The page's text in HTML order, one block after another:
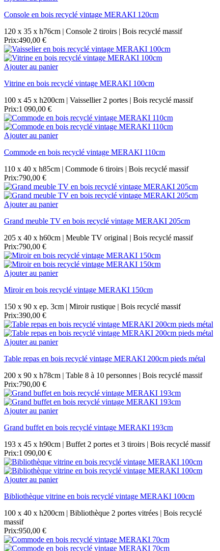
Console en bois recyclé vintage MERAKI 120cm
120 x 35 x h76cm | Console 2 tiroirs | Bois recyclé massif
Prix:490,00 €
Ajouter au panier
Vitrine en bois recyclé vintage MERAKI 100cm
100 x 45 x h200cm | Vaissellier 2 portes | Bois recyclé massif
Prix:1 090,00 €
Ajouter au panier
Commode en bois recyclé vintage MERAKI 110cm
110 x 40 x h85cm | Commode 6 tiroirs | Bois recyclé massif
Prix:790,00 €
Ajouter au panier
Grand meuble TV en bois recyclé vintage MERAKI 205cm
205 x 40 x h60cm | Meuble TV original | Bois recyclé massif
Prix:790,00 €
Ajouter au panier
Miroir en bois recyclé vintage MERAKI 150cm
150 x 90 x ep. 3cm | Miroir rustique | Bois recyclé massif
Prix:390,00 €
Ajouter au panier
Table repas en bois recyclé vintage MERAKI 200cm pieds métal
200 x 90 x h78cm | Table 8 à 10 personnes | Bois recyclé massif
Prix:790,00 €
Ajouter au panier
Grand buffet en bois recyclé vintage MERAKI 193cm
193 x 45 x h90cm | Buffet 2 portes et 3 tiroirs | Bois recyclé massif
Prix:1 090,00 €
Ajouter au panier
Bibliothèque vitrine en bois recyclé vintage MERAKI 100cm
100 x 40 x h200cm | Bibliothèque 2 portes vitrées | Bois recyclé
massif
Prix:950,00 €